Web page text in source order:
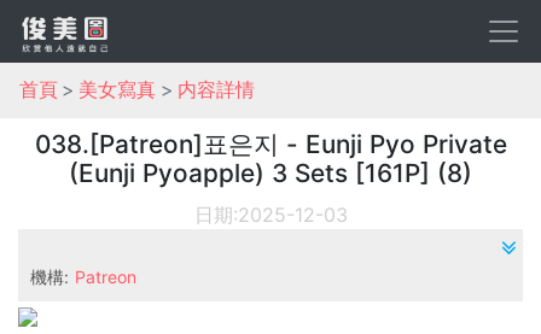
首頁 美女寫真 内容詳情
038.[Patreon]표은지 - Eunji Pyo Private
(Eunji Pyoapple) 3 Sets [161P] (8)
日期:2025-12-03
機構: Patreon